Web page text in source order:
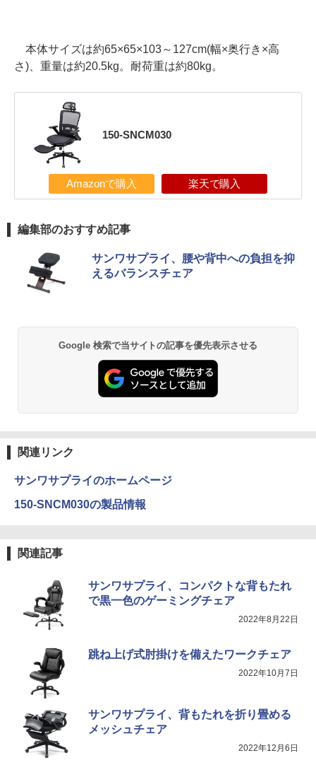
本体サイズは約65×65×103～127cm(幅×奥行き×高
さ)、重量は約20.5kg。耐荷重は約80kg。
150-SNCM030
Amazonで購入 楽天で購入
編集部のおすすめ記事
サンワサプライ、腰や背中への負担を抑
えるバランスチェア
Google 検索で当サイトの記事を優先表示させる
関連リンク
サンワサプライのホームページ
150-SNCM030の製品情報
関連記事
サンワサプライ、コンパクトな背もたれ
で黒一色のゲーミングチェア
2022年8月22日
跳ね上げ式肘掛けを備えたワークチェア
2022年10月7日
サンワサプライ、背もたれを折り畳める
メッシュチェア
2022年12月6日